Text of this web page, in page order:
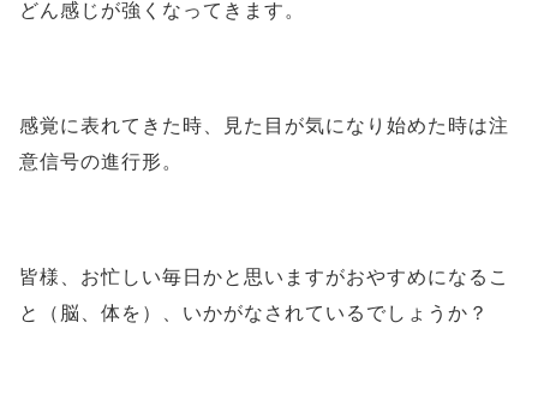
どん感じが強くなってきます。
感覚に表れてきた時、見た目が気になり始めた時は注
意信号の進行形。
皆様、お忙しい毎日かと思いますがおやすめになるこ
と（脳、体を）、いかがなされているでしょうか？